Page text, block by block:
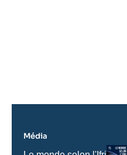
Média
Logo